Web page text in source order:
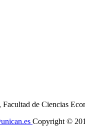
de Ciencias
Copyright ©